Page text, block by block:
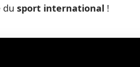
du sport international !